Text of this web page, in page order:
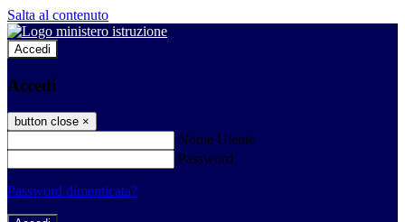
Salta al contenuto
Accedi
Accedi
button close ×
Nome Utente
Password
Password dimenticata?